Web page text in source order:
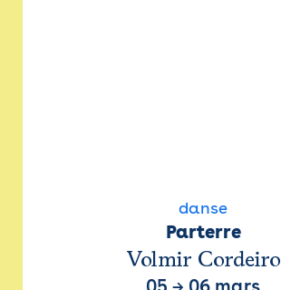
danse
Parterre
Volmir Cordeiro